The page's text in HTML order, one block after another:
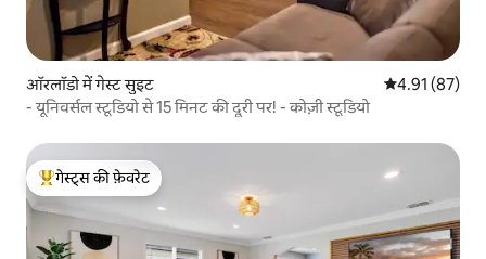
ऑरलॉडो में गेस्ट सुइट औसत रेटिंग 5 में
4.91 (87)
- यूनिवर्सल स्टूडियो से 15 मिनट की दूरी पर! - कोज़ी स्टूडियो
गेस्ट्स का टॉप फ़ेवरेट
गेस्ट्स की फ़ेवरेट